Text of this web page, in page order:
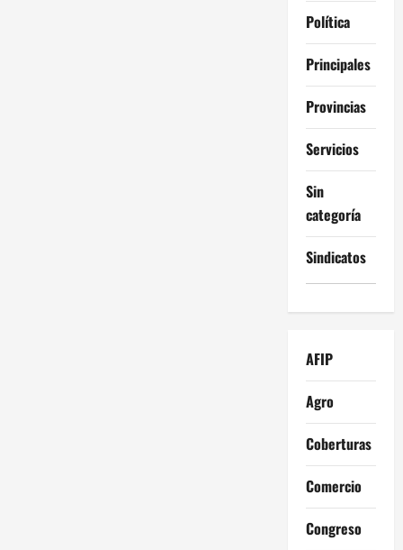
Política
Principales
Provincias
Servicios
Sin
categoría
Sindicatos
AFIP
Agro
Coberturas
Comercio
Congreso